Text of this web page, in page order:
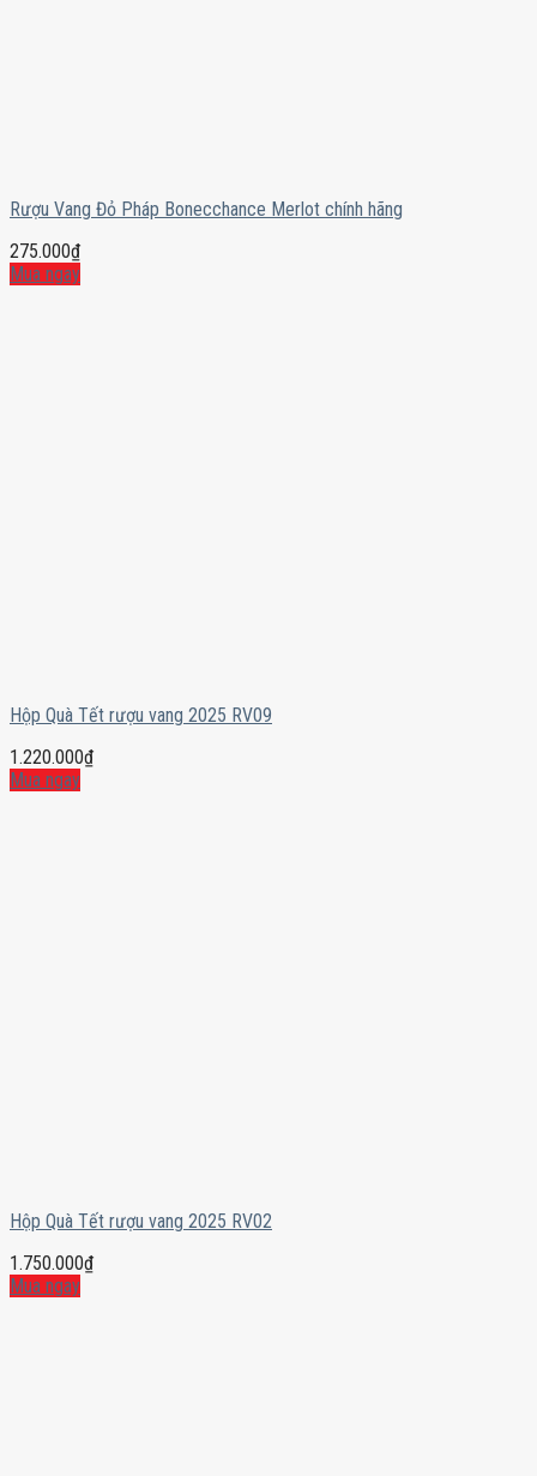
Rượu Vang Đỏ Pháp Bonecchance Merlot chính hãng
275.000₫
Mua ngay
Hộp Quà Tết rượu vang 2025 RV09
1.220.000₫
Mua ngay
Hộp Quà Tết rượu vang 2025 RV02
1.750.000₫
Mua ngay